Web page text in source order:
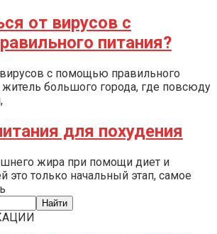
от вирусов с
питания?
с помощью правильного
большого города, где повсюду
для похудения
жира при помощи диет и
это только начальный этап, самое